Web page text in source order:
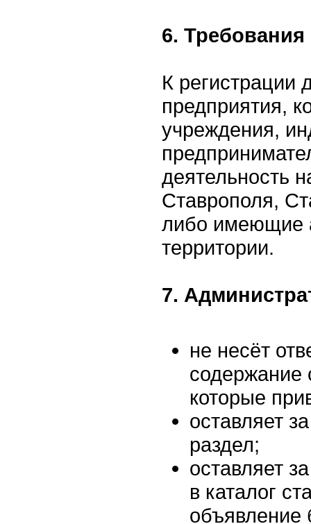
6.
К регистрации
предприятия,
учреждения,
деятельность
Ставрополя,
либо имеющие
территории.
7.
не несёт
содержание
которые
оставляет
раздел;
оставляет
в каталог
объявление